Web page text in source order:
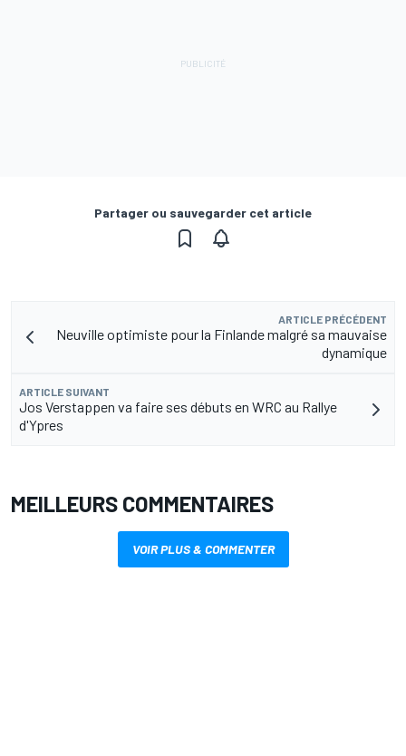
Partager ou sauvegarder cet article
ARTICLE PRÉCÉDENT
Neuville optimiste pour la Finlande malgré sa mauvaise
dynamique
ARTICLE SUIVANT
Jos Verstappen va faire ses débuts en WRC au Rallye
d'Ypres
MEILLEURS COMMENTAIRES
VOIR PLUS & COMMENTER